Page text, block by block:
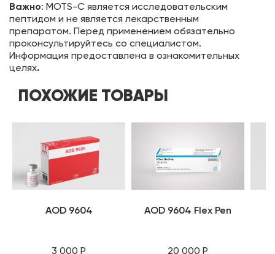
Важно: MOTS-C является исследовательским
пептидом и не является лекарственным
препаратом. Перед применением обязательно
проконсультируйтесь со специалистом.
Информация предоставлена в ознакомительных
целях.
ПОХОЖИЕ ТОВАРЫ
AOD 9604
3 000 Р
AOD 9604 Flex Pen
20 000 Р